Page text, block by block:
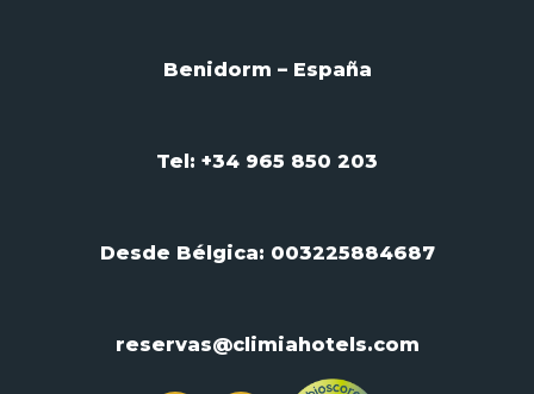
Benidorm – España
Tel: +34 965 850 203
Desde Bélgica: 003225884687
reservas@climiahotels.com